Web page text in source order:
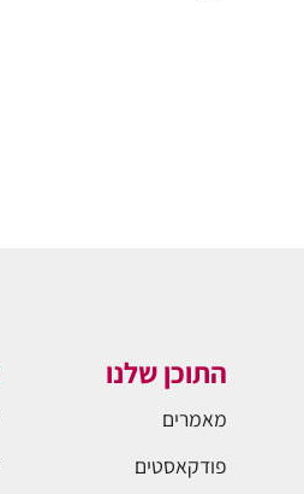
התוכן שלנו
מאמרים
פודקאסטים